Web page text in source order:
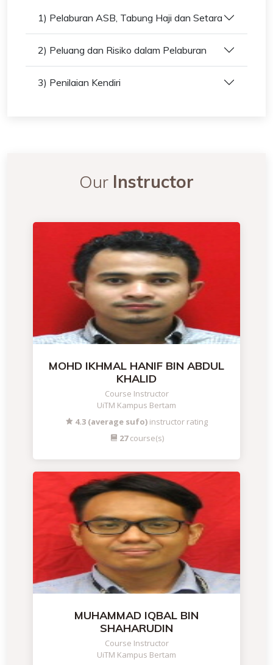
1) Pelaburan ASB, Tabung Haji dan Setara
2) Peluang dan Risiko dalam Pelaburan
3) Penilaian Kendiri
Our Instructor
MOHD IKHMAL HANIF BIN ABDUL
KHALID
Course Instructor
UiTM Kampus Bertam
4.3 (average sufo) instructor rating
27course(s)
MUHAMMAD IQBAL BIN
SHAHARUDIN
Course Instructor
UiTM Kampus Bertam